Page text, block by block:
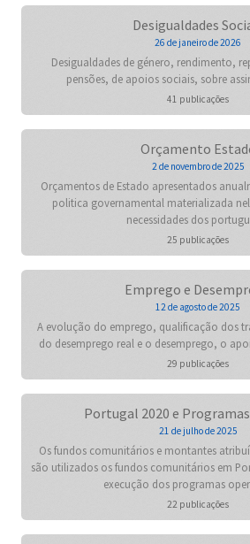
Desigualdades
26 de janeiro de 2026
Desigualdades de género, rendimento,
pensões, de apoios sociais, sobre
41 publicações
Orçamento
2 de novembro de 2025
Orçamentos de Estado apresentados
politica governamental materializada
necessidades dos
25 publicações
Emprego e
12 de agosto de 2025
A evolução do emprego, qualificação dos
do desemprego real e o desemprego, o
29 publicações
Portugal 2020 e
21 de julho de 2025
Os fundos comunitários e montantes
são utilizados os fundos comunitários em
execução dos programas
22 publicações